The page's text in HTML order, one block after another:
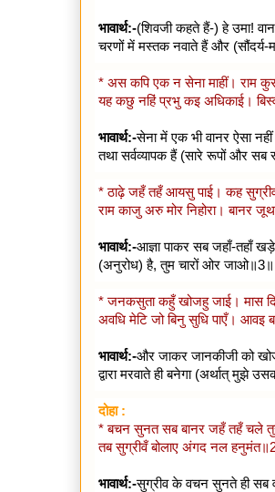
भावार्थ:-(शिवजी कहते हैं-) हे उमा!
चरणों में मस्तक नवाते हैं और (सौंदर्य-
* अस कपि एक न सेना माहीं। राम
यह कछु नहिं प्रभु कइ अधिकाई।
भावार्थ:-सेना में एक भी वानर ऐसा
तथा सर्वव्यापक हैं (सारे रूपों और सब
* ठाढ़े जहँ तहँ आयसु पाई। कह
राम काजु अरु मोर निहोरा। बानर
भावार्थ:-आज्ञा पाकर सब जहाँ-तहाँ
(अनुरोध) है, तुम चारों ओर जाओ॥3॥
* जनकसुता कहुँ खोजहु जाई। मास
अवधि मेटि जो बिनु सुधि पाएँ। आवइ
भावार्थ:-और जाकर जानकीजी को
द्वारा मरवाते ही बनेगा (अर्थात् मुझे
दोहा :
* बचन सुनत सब बानर जहँ तहँ चले
तब सुग्रीवँ बोलाए अंगद नल
भावार्थ:-सुग्रीव के वचन सुनते ही सब